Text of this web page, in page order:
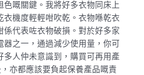
色嘅關鍵。我將好多衣物同床上
衣機度輕輕咁吹乾。衣物喺乾衣
係代表咗衣物破損。對於好多家
之一，通過減少使用量，你可
多人仲未意識到，購買可再用產
亦都應該要負起保養產品嘅責